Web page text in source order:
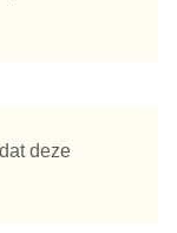
deze